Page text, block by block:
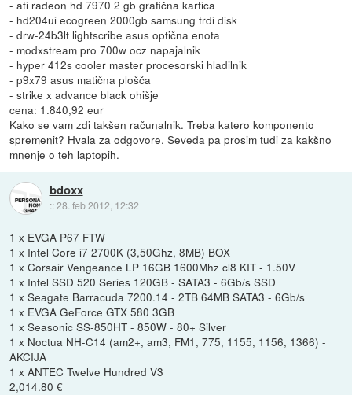
- ati radeon hd 7970 2 gb grafična kartica
- hd204ui ecogreen 2000gb samsung trdi disk
- drw-24b3lt lightscribe asus optična enota
- modxstream pro 700w ocz napajalnik
- hyper 412s cooler master procesorski hladilnik
- p9x79 asus matična plošča
- strike x advance black ohišje
cena: 1.840,92 eur
Kako se vam zdi takšen računalnik. Treba katero komponento
spremenit? Hvala za odgovore. Seveda pa prosim tudi za kakšno
mnenje o teh laptopih.
bdoxx
::28. feb 2012, 12:32
1 x EVGA P67 FTW
1 x Intel Core i7 2700K (3,50Ghz, 8MB) BOX
1 x Corsair Vengeance LP 16GB 1600Mhz cl8 KIT - 1.50V
1 x Intel SSD 520 Series 120GB - SATA3 - 6Gb/s SSD
1 x Seagate Barracuda 7200.14 - 2TB 64MB SATA3 - 6Gb/s
1 x EVGA GeForce GTX 580 3GB
1 x Seasonic SS-850HT - 850W - 80+ Silver
1 x Noctua NH-C14 (am2+, am3, FM1, 775, 1155, 1156, 1366) -
AKCIJA
1 x ANTEC Twelve Hundred V3
2,014.80 €